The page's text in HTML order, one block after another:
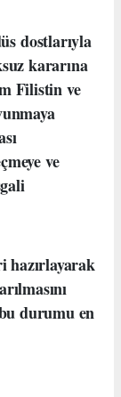
dostlarıyla
kararına
Filistin ve
ve
hazırlayarak
durumu en